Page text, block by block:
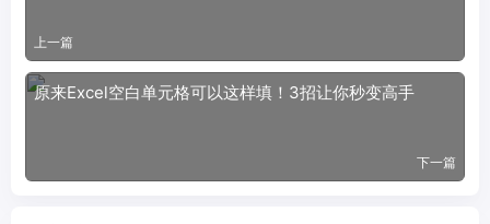
上一篇
原来Excel空白单元格可以这样填！3招让你秒变高手
下一篇